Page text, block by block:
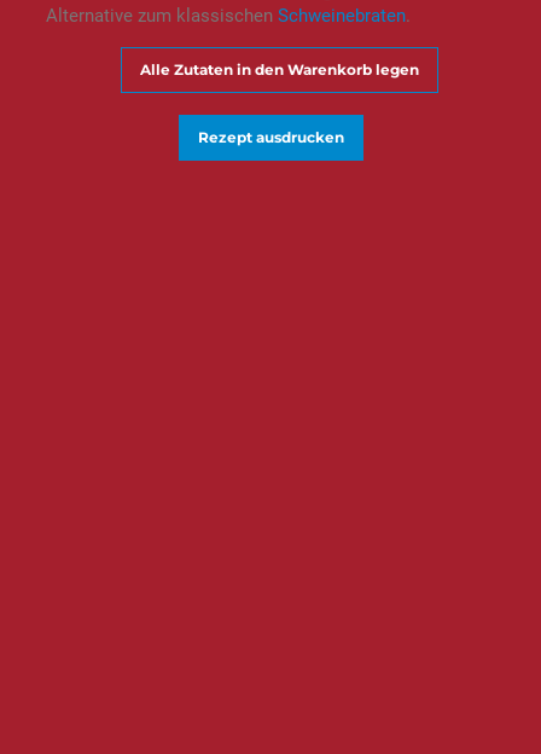
Alternative zum klassischen Schweinebraten.
Alle Zutaten in den Warenkorb legen
Rezept ausdrucken